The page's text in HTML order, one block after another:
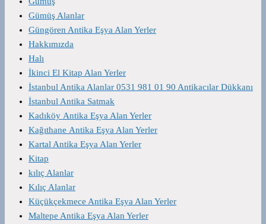
Gümüş Alanlar
Güngören Antika Eşya Alan Yerler
Hakkımızda
Halı
İkinci El Kitap Alan Yerler
İstanbul Antika Alanlar 0531 981 01 90 Antikacılar Dükkanı
İstanbul Antika Satmak
Kadıköy Antika Eşya Alan Yerler
Kağıthane Antika Eşya Alan Yerler
Kartal Antika Eşya Alan Yerler
Kitap
kılıç Alanlar
Kılıç Alanlar
Küçükçekmece Antika Eşya Alan Yerler
Maltepe Antika Eşya Alan Yerler